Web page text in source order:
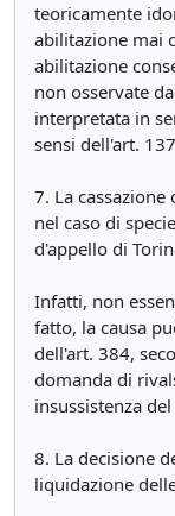
teoricamente
abilitazione mai
abilitazione
non osservate
interpretata in
sensi dell'art.
7. La
nel caso di
d'appello di
Infatti, non
fatto, la causa
dell'art. 384,
domanda di
insussistenza
8. La decisione
liquidazione